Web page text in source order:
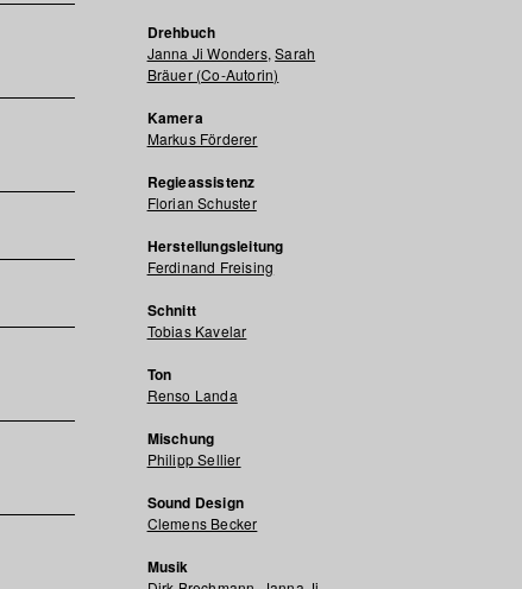
Drehbuch
Janna Ji Wonders,Sarah
Bräuer (Co-Autorin)
Kamera
Markus Förderer
Regieassistenz
Florian Schuster
Herstellungsleitung
Ferdinand Freising
Schnitt
Tobias Kavelar
Ton
Renso Landa
Mischung
Philipp Sellier
Sound Design
Clemens Becker
Musik